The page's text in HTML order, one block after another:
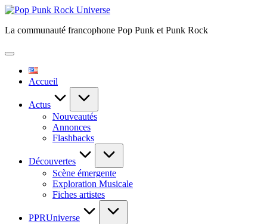
Skip
content
Pop
Rock
La communauté francophone Pop Punk et Punk Rock
Accueil
Actus
Nouveautés
Annonces
Flashbacks
Découvertes
Scène émergente
Exploration Musicale
Fiches artistes
PPRUniverse